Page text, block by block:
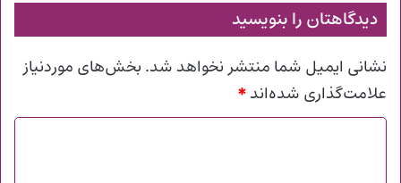
دیدگاهتان را بنویسید
نشانی ایمیل شما منتشر نخواهد شد. بخش‌های موردنیاز
علامت‌گذاری شده‌اند*